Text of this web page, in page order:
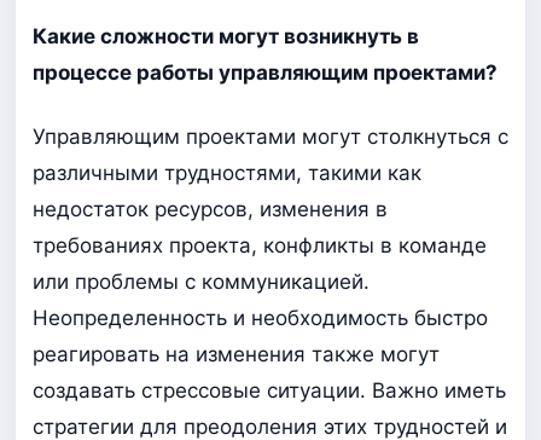
Какие сложности могут возникнуть в
процессе работы управляющим проектами?
Управляющим проектами могут столкнуться с
различными трудностями, такими как
недостаток ресурсов, изменения в
требованиях проекта, конфликты в команде
или проблемы с коммуникацией.
Неопределенность и необходимость быстро
реагировать на изменения также могут
создавать стрессовые ситуации. Важно иметь
стратегии для преодоления этих трудностей и